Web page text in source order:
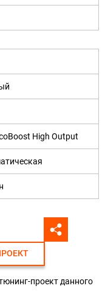
High Output
проект данного